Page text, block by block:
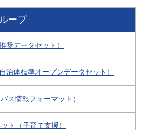
ープ
奨データセット）
治体標準オープンデータセット）
ス情報フォーマット）
ト（子育て支援）